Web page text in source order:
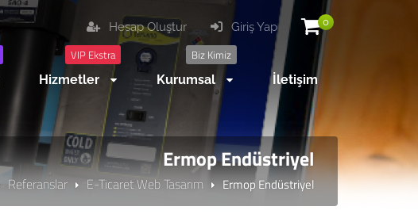
0
Giriş Yap
Hesap Oluştur
VIP Ekstra
Hizmetler
Biz Kimiz
Kurumsal İletişim
Ermop Endüstriyel
Referanslar E-Ticaret Web Tasarım Ermop Endüstriyel